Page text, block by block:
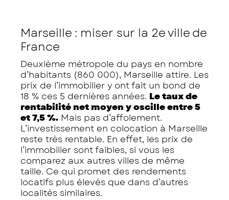
Marseille : miser sur la 2e ville de
France
Deuxième métropole du pays en nombre
d’habitants (860 000), Marseille attire. Les
prix de l’immobilier y ont fait un bond de
18 % ces 5 dernières années. Le taux de
rentabilité net moyen y oscille entre 5
et 7,5 %. Mais pas d’affolement.
L’investissement en colocation à Marseille
reste très rentable. En effet, les prix de
l’immobilier sont faibles, si vous les
comparez aux autres villes de même
taille. Ce qui promet des rendements
locatifs plus élevés que dans d’autres
localités similaires.